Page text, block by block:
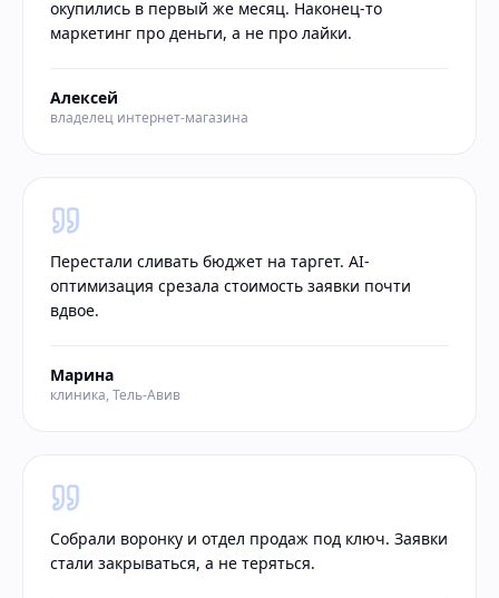
окупились в первый же месяц. Наконец-то
маркетинг про деньги, а не про лайки.
Алексей
владелец интернет-магазина
Перестали сливать бюджет на таргет. AI-
оптимизация срезала стоимость заявки почти
вдвое.
Марина
клиника, Тель-Авив
Собрали воронку и отдел продаж под ключ. Заявки
стали закрываться, а не теряться.